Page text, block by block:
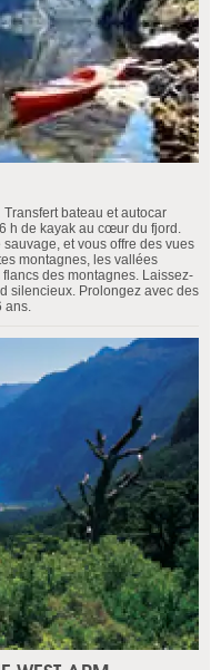
bateau et autocar
h de kayak au cœur du fjord.
et vous offre des vues
montagnes, les vallées
des montagnes. Laissez-
silencieux. Prolongez avec des
ans.